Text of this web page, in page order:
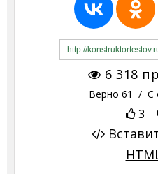
6 318
Верно 61 / С
3